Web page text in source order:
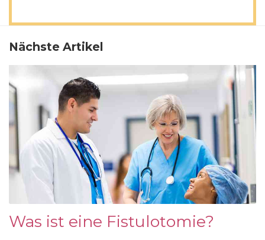
Nächste Artikel
Was ist eine Fistulotomie?